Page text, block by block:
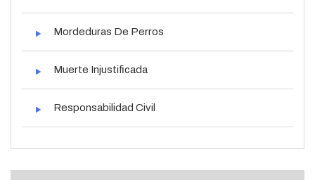
Mordeduras De Perros
Muerte Injustificada
Responsabilidad Civil